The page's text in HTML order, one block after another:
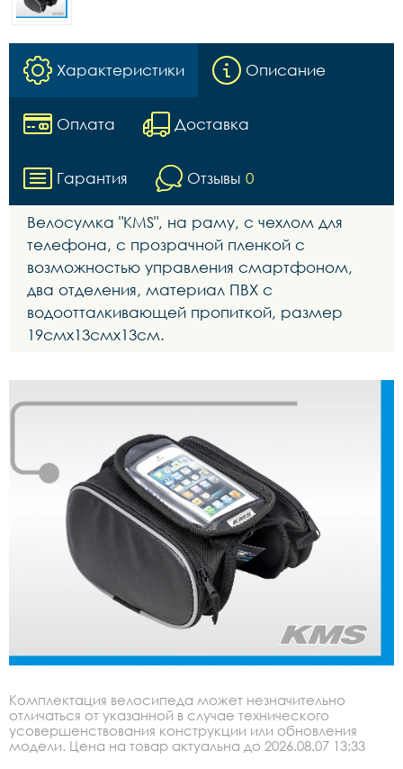
Характеристики Описание
Оплата Доставка
Гарантия Отзывы 0
Велосумка "КМS", на раму, с чехлом для
телефона, с прозрачной пленкой с
возможностью управления смартфоном,
два отделения, материал ПВХ с
водоотталкивающей пропиткой, размер
19смх13смх13см.
Комплектация велосипеда может незначительно
отличаться от указанной в случае технического
усовершенствования конструкции или обновления
модели. Цена на товар актуальна до 2026.08.07 13:33